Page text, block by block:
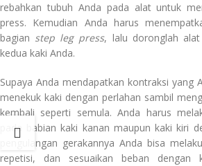
rebahkan tubuh Anda pada alat untuk
press. Kemudian Anda harus
bagian step leg press, lalu doronglah
kedua kaki Anda.
Supaya Anda mendapatkan kontraksi yang
menekuk kaki dengan perlahan sambil
kembali seperti semula. Anda harus
pada babian kaki kanan maupun kaki kiri
pengulangan gerakannya Anda bisa
repetisi, dan sesuaikan beban dengan